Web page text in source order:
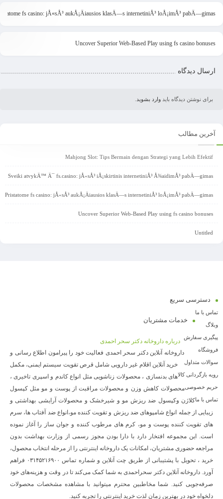
fs casino: jÅ«sÅ³ aukÅ¡Äiausios klasÄ—s internetiniÅ³ loÅ¡imÅ³ pabÄ—gimas
Uncover Superior Web-Based Play using fs casino bonuses
ارسال دیدگاه
برای نوشتن دیدگاه باید وارد بشوید
آخرین مطالب
Mahjong Slot: Tips Bermain dengan Strategi yang Lebih Efektif
Sveiki atvykÄ™ Ä¯ fs.casino: jÅ«sÅ³ iÅ¡skirtinis internetiniÅ³ Å¾aidimÅ³ pabÄ—gimas
Pristatome fs casino: jÅ«sÅ³ aukÅ¡Äiausios klasÄ—s internetiniÅ³ loÅ¡imÅ³ pabÄ—gimas
Uncover Superior Web-Based Play using fs casino bonuses
Untitled
دسترسی سریع
تماس با ما
وبلاگ
پیگیری سفارش
فروشگاه
خدمات مشتریان
سوالات متداول
رویه بازگردانی کالا
حریم خصوصی
تماس با ما
درباره داروخانه دکتر سحر احمدی
داروخانه آنلاین دکتر سحر احمدی فعالیت خود را پیرامون اطلاع رسانی و
خرید آنلاین اقلام غیر دارویی شامل قرص تقویت سیستم ایمنی، مکمل
های بدنسازی ، محصولات زناشویی مثل انواع کاندم و اسپری تاخیری ،
محصولات کاهش وزن و محصولات مراقبت از پوست و مو مثل کپسول
کلاژن وکپسول ضد ریزش مو و شیرخشک و محصولات آرایشی بهداشتی و
زیبایی از جمله انواع شامپوهای ضد ریزش و تقویت کننده مو،انواع ضد آفتاب ها، سرم
های تقویت کننده پوست و مو، کرم های مرطوب کننده و جوان ساز را آغاز نموده
است. این مجموعه افتخار دارد با دارا بودن مجوز رسمی از وزارت بهداشت بدون
مراجعه حضوری مشتریان، امکانات یک داروخانه اینترنتی را از مرحله انتخاب محصول،
خرید ، تحویل با پشتیبانی از طریق چت آنلاین و شماره تماس ۰۳۱۴۵۲۱۶۹۰۰ فراهم
آورد. داروخانه آنلاین دکتر سحراحمدی به شما کمک می‌کند تا در وقت و هزینه‌های خود
صرفه‌جویی کنید. شما مخاطبین محترم میتوانید با مشاهده مشخصات محصولات
دلخواه خود در بهترین زمان لذت خرید اینترنتی را تجربه کنید.